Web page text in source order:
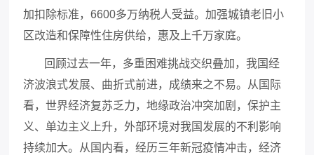
加扣除标准，6600多万纳税人受益。加强城镇老旧小
区改造和保障性住房供给，惠及上千万家庭。
回顾过去一年，多重困难挑战交织叠加，我国经
济波浪式发展、曲折式前进，成绩来之不易。从国际
看，世界经济复苏乏力，地缘政治冲突加剧，保护主
义、单边主义上升，外部环境对我国发展的不利影响
持续加大。从国内看，经历三年新冠疫情冲击，经济